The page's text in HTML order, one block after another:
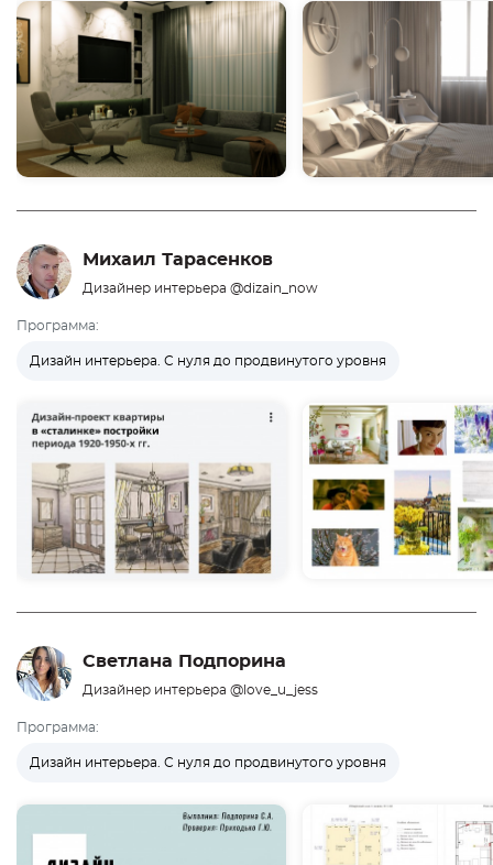
Михаил Тарасенков
Дизайнер интерьера @dizain_now
Программа:
Дизайн интерьера. С нуля до продвинутого уровня
Светлана Подпорина
Дизайнер интерьера @love_u_jess
Программа:
Дизайн интерьера. С нуля до продвинутого уровня